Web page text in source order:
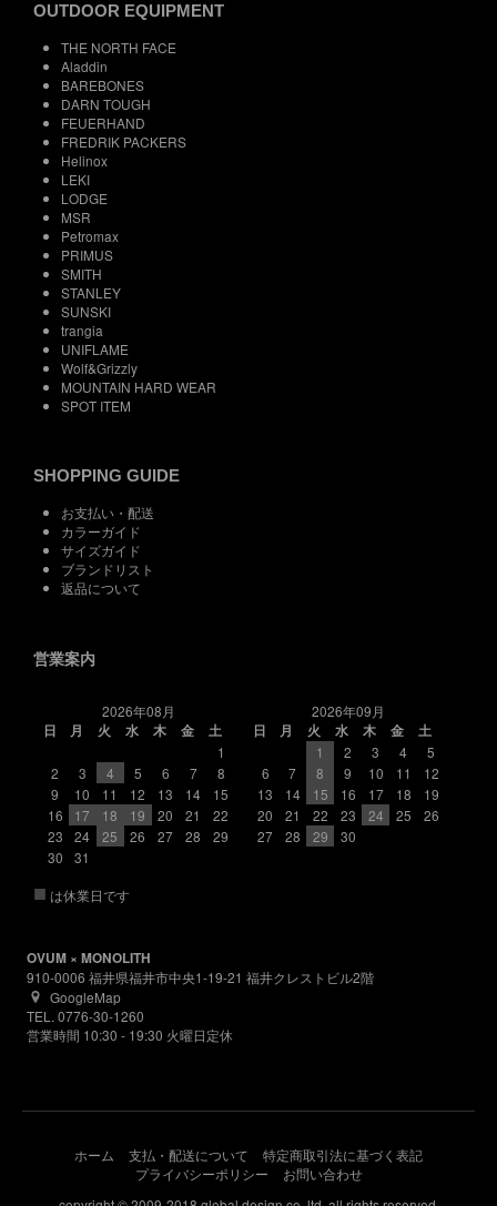
OUTDOOR EQUIPMENT
THE NORTH FACE
Aladdin
BAREBONES
DARN TOUGH
FEUERHAND
FREDRIK PACKERS
Helinox
LEKI
LODGE
MSR
Petromax
PRIMUS
SMITH
STANLEY
SUNSKI
trangia
UNIFLAME
Wolf&Grizzly
MOUNTAIN HARD WEAR
SPOT ITEM
SHOPPING GUIDE
お支払い・配送
カラーガイド
サイズガイド
ブランドリスト
返品について
営業案内
2026年08月
日
月 火 水 木 金
土
1
2
3 4 5 6 7
8
9
10 11 12 13 14
15
16
17 18 19 20 21
22
23
24 25 26 27 28
29
30
31
2026年09月
日
月 火 水 木 金
土
1
2 3 4
5
6
7 8 9 10 11
12
13
14 15 16 17 18
19
20
21 22 23 24 25
26
27
28 29 30
■ は休業日です
OVUM × MONOLITH
910-0006 福井県福井市中央1-19-21 福井クレストビル2階
GoogleMap
TEL. 0776-30-1260
営業時間 10:30 - 19:30 火曜日定休
ホーム 支払・配送について
特定商取引法に基づく表記
プライバシーポリシー
お問い合わせ